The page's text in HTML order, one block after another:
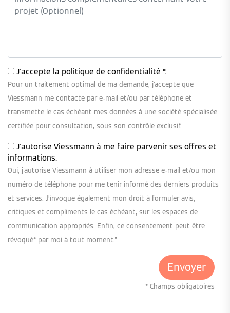
J'accepte la politique de confidentialité *.
Pour un traitement optimal de ma demande, j'accepte que
Viessmann me contacte par e-mail et/ou par téléphone et
transmette le cas échéant mes données à une société spécialisée
certifiée pour consultation, sous son contrôle exclusif.
J'autorise Viessmann à me faire parvenir ses offres et
informations.
Oui, j'autorise Viessmann à utiliser mon adresse e-mail et/ou mon
numéro de téléphone pour me tenir informé des derniers produits
et services. J’invoque également mon droit à formuler avis,
critiques et compliments le cas échéant, sur les espaces de
communication appropriés. Enfin, ce consentement peut être
révoqué* par moi à tout moment."
* Champs obligatoires